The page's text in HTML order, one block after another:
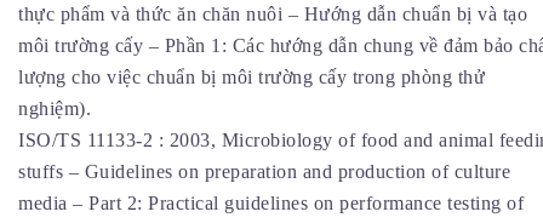
thực phẩm và thức ăn chăn nuôi – Hướng dẫn chuẩn bị và tạo
môi trường cấy – Phần 1: Các hướng dẫn chung về đảm bảo
lượng cho việc chuẩn bị môi trường cấy trong phòng thử
nghiệm).
ISO/TS 11133-2 : 2003, Microbiology of food and animal
stuffs – Guidelines on preparation and production of culture
media – Part 2: Practical guidelines on performance testing of